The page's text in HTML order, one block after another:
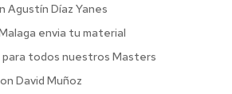
Agustín Díaz Yanes
envia tu material
todos nuestros Masters
David Muñoz